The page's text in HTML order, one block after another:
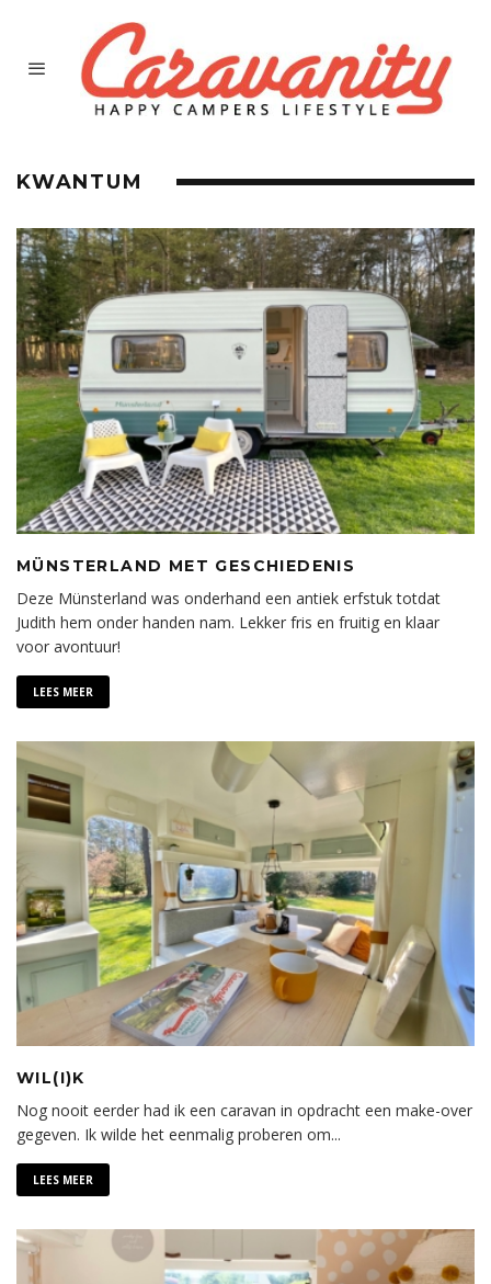
KWANTUM
MÜNSTERLAND MET GESCHIEDENIS
Deze Münsterland was onderhand een antiek erfstuk totdat
Judith hem onder handen nam. Lekker fris en fruitig en klaar
voor avontuur!
LEES MEER
WIL(I)K
Nog nooit eerder had ik een caravan in opdracht een make-over
gegeven. Ik wilde het eenmalig proberen om...
LEES MEER